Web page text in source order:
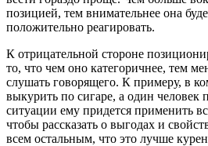
позицией, тем внимательнее она
положительно реагировать.
К отрицательной стороне
то, что чем оно категоричнее, тем
слушать говорящего. К примеру, в
выкурить по сигаре, а один человек
ситуации ему придется применить
чтобы рассказать о выгодах и
всем остальным, что это лучше